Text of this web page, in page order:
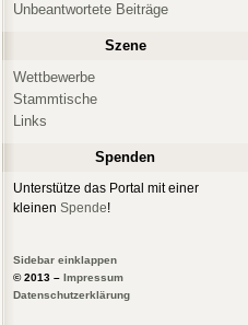
Unbeantwortete Beiträge
Szene
Wettbewerbe
Stammtische
Links
Spenden
Unterstütze das Portal mit einer
kleinen Spende!
Sidebar einklappen
© 2013 – Impressum
Datenschutzerklärung